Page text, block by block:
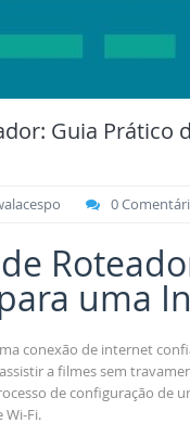
Guia
0
uma
conexão de internet
a filmes sem
de configuração de
Wi-Fi.